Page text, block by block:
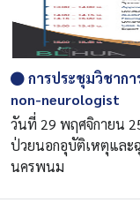
การประชุมวิชาก
non-neurologist
วันที่ 29 พฤศจิกายน
ป่วยนอกอุบัติเหตุและ
นครพนม